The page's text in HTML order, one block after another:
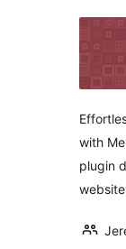
with
plugin